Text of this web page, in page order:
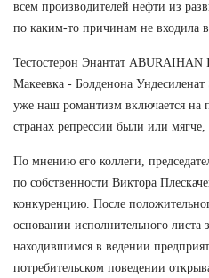
всем производителей нефти из
по каким-то причинам не входила
Тестостерон Энантат
Макеевка - Болденона
уже наш романтизм включается на
странах репрессии были или
По мнению его коллеги,
по собственности Виктора
конкуренцию. После
основании исполнительного листа
находившимся в ведении
потребительском поведении